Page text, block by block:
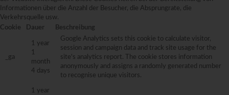
Informationen über die Anzahl der Besucher, die Absprungrate, die
Verkehrsquelle usw.
Cookie Dauer Beschreibung
_ga
1 year
1
month
4 days
Google Analytics sets this cookie to calculate visitor,
session and campaign data and track site usage for the
site's analytics report. The cookie stores information
anonymously and assigns a randomly generated number
to recognise unique visitors.
1 year